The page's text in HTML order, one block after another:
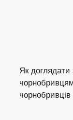
Як доглядати
чорнобривців